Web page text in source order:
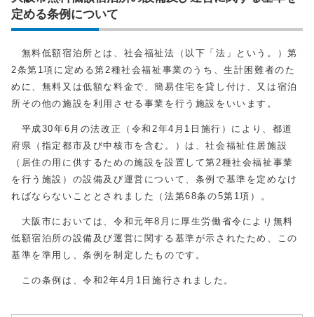
定める条例について
無料低額宿泊所とは、社会福祉法（以下「法」という。）第
2条第1項に定める第2種社会福祉事業のうち、生計困難者のた
めに、無料又は低額な料金で、簡易住宅を貸し付け、又は宿泊
所その他の施設を利用させる事業を行う施設をいいます。
平成30年6月の法改正（令和2年4月1日施行）により、都道
府県（指定都市及び中核市を含む。）は、社会福祉住居施設
（居住の用に供するための施設を設置して第2種社会福祉事業
を行う施設）の設備及び運営について、条例で基準を定めなけ
ればならないこととされました（法第68条の5第1項）。
大阪市においては、令和元年8月に厚生労働省令により無料
低額宿泊所の設備及び運営に関する基準が示されたため、この
基準を準用し、条例を制定したものです。
この条例は、令和2年4月1日施行されました。